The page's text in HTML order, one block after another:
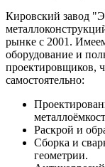
Кировский завод
рынке с 2001.
оборудование и
проектировщиков,
самостоятельно:
Раскрой и
Сборка и
геометрии.